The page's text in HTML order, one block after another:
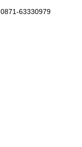
0871-63330979